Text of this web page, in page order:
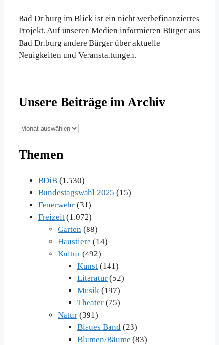
Bad Driburg im Blick ist ein nicht werbefinanziertes
Projekt. Auf unseren Medien informieren Bürger aus
Bad Driburg andere Bürger über aktuelle
Neuigkeiten und Veranstaltungen.
Unsere Beiträge im Archiv
Unsere
im
Themen
BDiB (1.530)
Bundestagswahl 2025 (15)
Feuerwehr (31)
Freizeit (1.072)
Garten (88)
Haustiere (14)
Kultur (492)
Kunst (141)
Literatur (52)
Musik (197)
Theater (75)
Natur (391)
Blaues Band (23)
Blumen/Bäume (83)